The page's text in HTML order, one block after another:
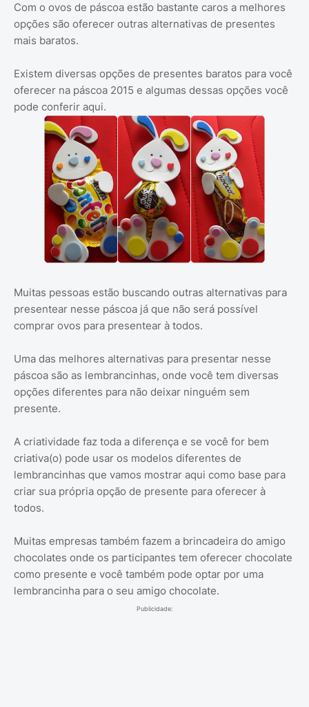
Com o ovos de páscoa estão bastante caros a melhores
opções são oferecer outras alternativas de presentes
mais baratos.
Existem diversas opções de presentes baratos para você
oferecer na páscoa 2015 e algumas dessas opções você
pode conferir aqui.
Muitas pessoas estão buscando outras alternativas para
presentear nesse páscoa já que não será possível
comprar ovos para presentear à todos.
Uma das melhores alternativas para presentar nesse
páscoa são as lembrancinhas, onde você tem diversas
opções diferentes para não deixar ninguém sem
presente.
A criatividade faz toda a diferença e se você for bem
criativa(o) pode usar os modelos diferentes de
lembrancinhas que vamos mostrar aqui como base para
criar sua própria opção de presente para oferecer à
todos.
Muitas empresas também fazem a brincadeira do amigo
chocolates onde os participantes tem oferecer chocolate
como presente e você também pode optar por uma
lembrancinha para o seu amigo chocolate.
Publicidade: